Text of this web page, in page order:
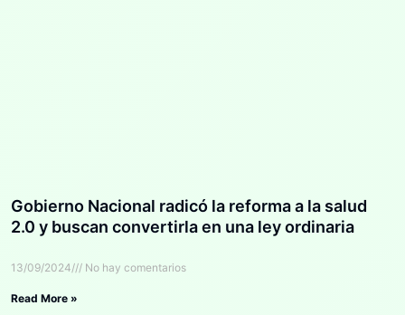
Gobierno Nacional radicó la reforma a la salud
2.0 y buscan convertirla en una ley ordinaria
13/09/2024 No hay comentarios
Read More »